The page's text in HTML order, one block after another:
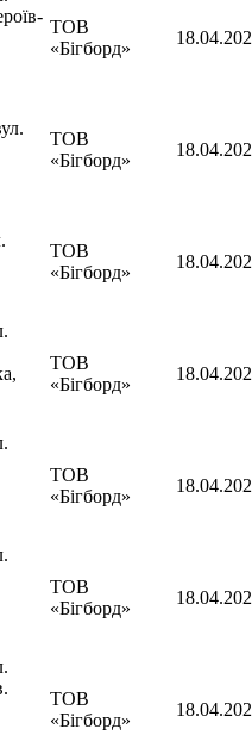
ТОВ
«Бігборд»
ТОВ
«Бігборд»
ТОВ
«Бігборд»
ТОВ
«Бігборд»
ТОВ
«Бігборд»
ТОВ
«Бігборд»
ТОВ
«Бігборд»